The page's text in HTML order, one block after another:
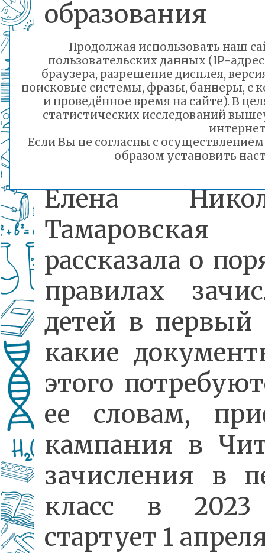
образования
Марины
Секержитской.
Начальник
общего
Елена
Тамаровская
рассказала о
правилах
детей в первый
какие
этого
ее словам,
кампания в
зачисления в
класс в 2023
стартует 1
Продолжая использовать наш
пользовательских данных (IP-
браузера, разрешение дисплея,
поисковые системы, фразы, баннеры, с
и проведённое время на сайте). В
статистических исследований
Если Вы не согласны с
образом установить